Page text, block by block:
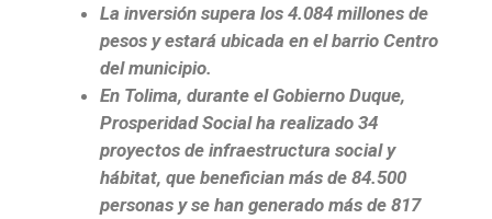
La inversión supera los 4.084 millones de
pesos y estará ubicada en el barrio Centro
del municipio.
En Tolima, durante el Gobierno Duque,
Prosperidad Social ha realizado 34
proyectos de infraestructura social y
hábitat, que benefician más de 84.500
personas y se han generado más de 817